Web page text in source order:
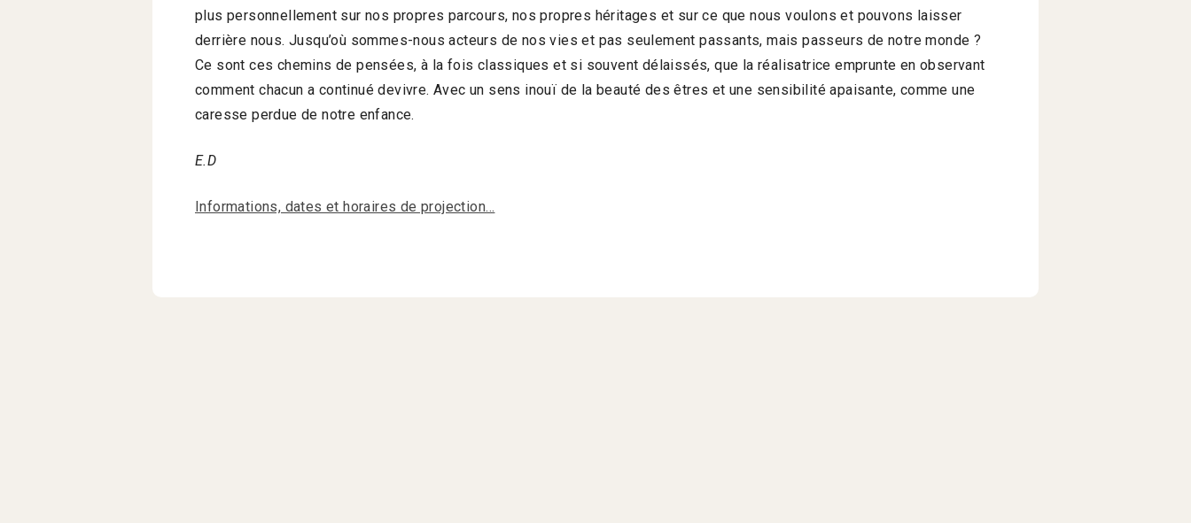
plus personnellement sur nos propres parcours, nos propres héritages et sur ce que nous voulons et pouvons laisser
derrière nous. Jusqu’où sommes-nous acteurs de nos vies et pas seulement passants, mais passeurs de notre monde ?
Ce sont ces chemins de pensées, à la fois classiques et si souvent délaissés, que la réalisatrice emprunte en observant
comment chacun a continué devivre. Avec un sens inouï de la beauté des êtres et une sensibilité apaisante, comme une
caresse perdue de notre enfance.
E.D
Informations, dates et horaires de projection…